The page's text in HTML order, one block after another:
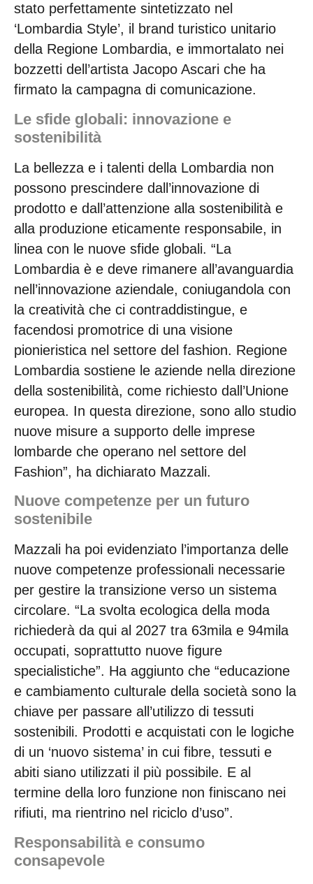
stato perfettamente sintetizzato nel
‘Lombardia Style’, il brand turistico unitario
della Regione Lombardia, e immortalato nei
bozzetti dell’artista Jacopo Ascari che ha
firmato la campagna di comunicazione.
Le sfide globali: innovazione e
sostenibilità
La bellezza e i talenti della Lombardia non
possono prescindere dall’innovazione di
prodotto e dall’attenzione alla sostenibilità e
alla produzione eticamente responsabile, in
linea con le nuove sfide globali. “La
Lombardia è e deve rimanere all’avanguardia
nell’innovazione aziendale, coniugandola con
la creatività che ci contraddistingue, e
facendosi promotrice di una visione
pionieristica nel settore del fashion. Regione
Lombardia sostiene le aziende nella direzione
della sostenibilità, come richiesto dall’Unione
europea. In questa direzione, sono allo studio
nuove misure a supporto delle imprese
lombarde che operano nel settore del
Fashion”, ha dichiarato Mazzali.
Nuove competenze per un futuro
sostenibile
Mazzali ha poi evidenziato l’importanza delle
nuove competenze professionali necessarie
per gestire la transizione verso un sistema
circolare. “La svolta ecologica della moda
richiederà da qui al 2027 tra 63mila e 94mila
occupati, soprattutto nuove figure
specialistiche”. Ha aggiunto che “educazione
e cambiamento culturale della società sono la
chiave per passare all’utilizzo di tessuti
sostenibili. Prodotti e acquistati con le logiche
di un ‘nuovo sistema’ in cui fibre, tessuti e
abiti siano utilizzati il più possibile. E al
termine della loro funzione non finiscano nei
rifiuti, ma rientrino nel riciclo d’uso”.
Responsabilità e consumo
consapevole